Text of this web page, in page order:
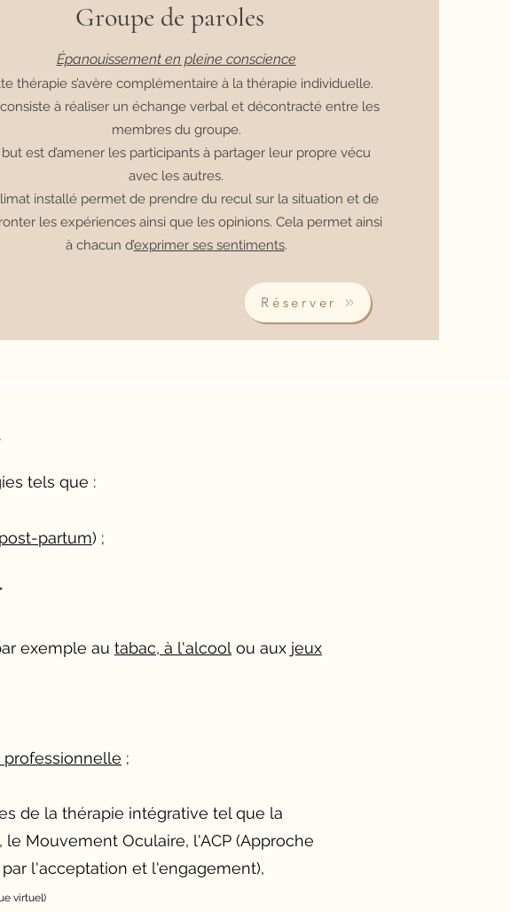
Groupe de paroles
Épanouissement en pleine conscience
thérapie s’avère complémentaire à la thérapie individuelle.
à réaliser un échange verbal et décontracté entre les
membres du groupe.
est d’amener les participants à partager leur propre vécu
avec les autres.
installé permet de prendre du recul sur la situation et de
les expériences ainsi que les opinions. Cela permet ainsi
à chacun d’exprimer ses sentiments.
Réserver
tels que :
partum) ;
exemple au tabac, à l'alcool ou aux jeux
;
de la thérapie intégrative tel que la
le Mouvement Oculaire, l'ACP (Approche
l'acceptation et l'engagement),
virtuel)